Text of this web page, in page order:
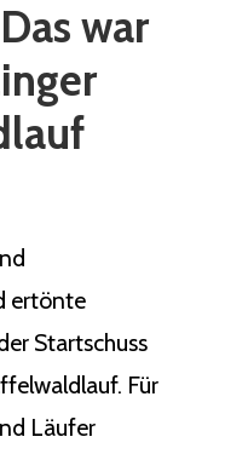
war
ertönte
Startschuss
Für
Läufer